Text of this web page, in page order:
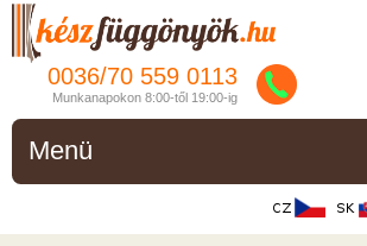
0036/70 559 0113
Munkanapokon 8:00-től 19:00-ig
Menü